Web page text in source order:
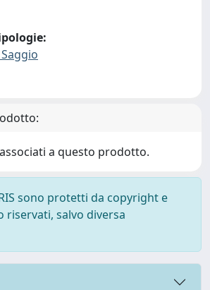
a questo prodotto.
sono protetti da copyright e
salvo diversa